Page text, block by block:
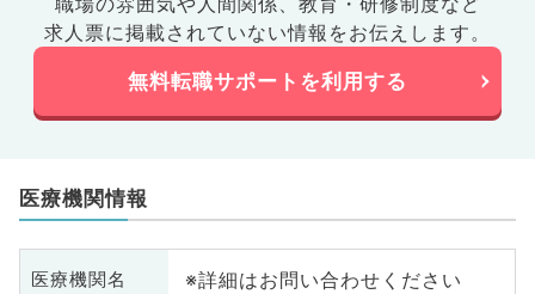
求人票に掲載されていない情報をお伝えします。
無料転職サポートを利用する
医療機関情報
医療機関名 ※詳細はお問い合わせください